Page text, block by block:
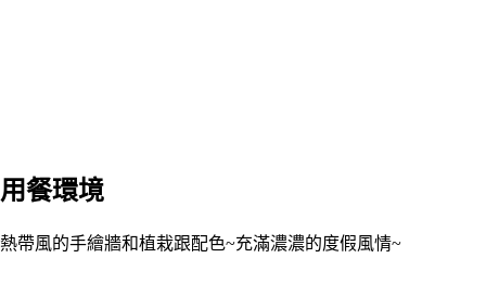
用餐環境
熱帶風的手繪牆和植栽跟配色~充滿濃濃的度假風情~